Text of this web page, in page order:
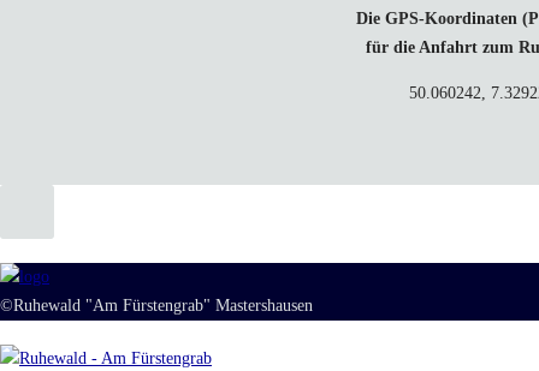
Die GPS-Koordinaten
für die Anfahrt zum
50.060242,
©Ruhewald "Am Fürstengrab" Mastershausen